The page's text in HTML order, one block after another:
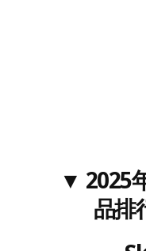
▼ 2025
品排